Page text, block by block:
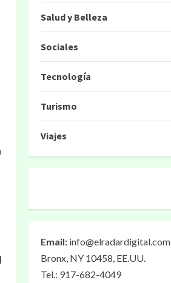
Salud y Belleza
Sociales
Tecnología
Turismo
Viajes
Email: info@elradardigital.com
Bronx, NY 10458, EE.UU.
Tel.: 917-682-4049